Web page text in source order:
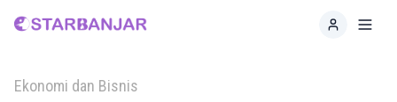
Home
Ekonomi dan Bisnis